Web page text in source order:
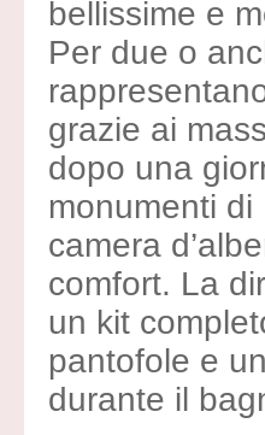
bellissime e
Per due o
grazie ai
dopo una
monumenti
camera
comfort. La
un kit
pantofole e
durante il